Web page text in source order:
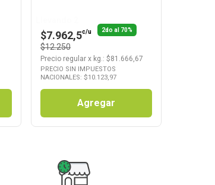
$7.962,5c/u 2do al 70%
$12.250
Precio regular x kg.: $81.666,67
PRECIO SIN IMPUESTOS
NACIONALES: $10.123,97
Agregar